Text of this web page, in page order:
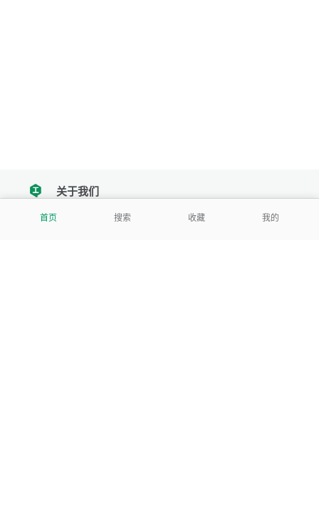
首页 搜索 收藏 我的
tencent关于我们
我们努力把每一个工具做成批量处理的产品